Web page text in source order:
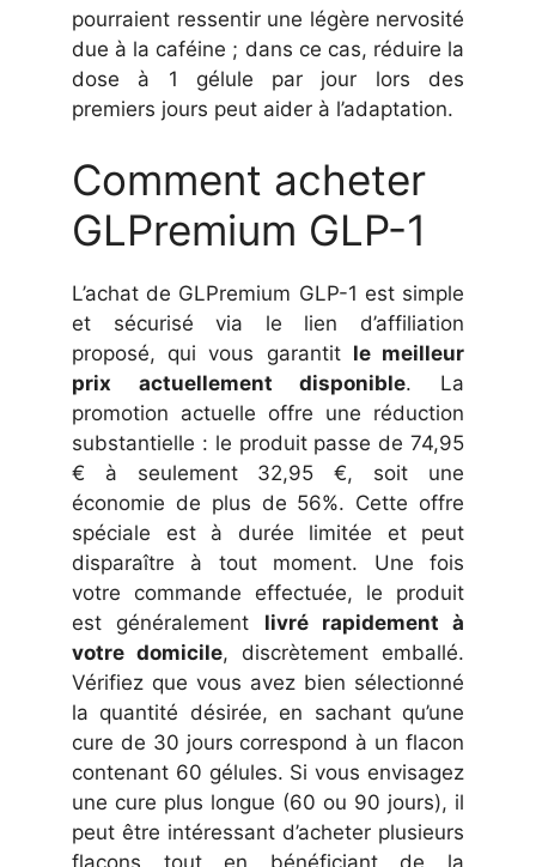
pourraient ressentir une légère nervosité
due à la caféine ; dans ce cas, réduire la
dose à 1 gélule par jour lors des
premiers jours peut aider à l’adaptation.
Comment acheter
GLPremium GLP-1
L’achat de GLPremium GLP-1 est simple
et sécurisé via le lien d’affiliation
proposé, qui vous garantit le meilleur
prix actuellement disponible. La
promotion actuelle offre une réduction
substantielle : le produit passe de 74,95
€ à seulement 32,95 €, soit une
économie de plus de 56%. Cette offre
spéciale est à durée limitée et peut
disparaître à tout moment. Une fois
votre commande effectuée, le produit
est généralement livré rapidement à
votre domicile, discrètement emballé.
Vérifiez que vous avez bien sélectionné
la quantité désirée, en sachant qu’une
cure de 30 jours correspond à un flacon
contenant 60 gélules. Si vous envisagez
une cure plus longue (60 ou 90 jours), il
peut être intéressant d’acheter plusieurs
flacons tout en bénéficiant de la